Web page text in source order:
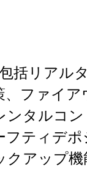
括リアル
、ファイア
ンタルコ
フティデ
クアップ